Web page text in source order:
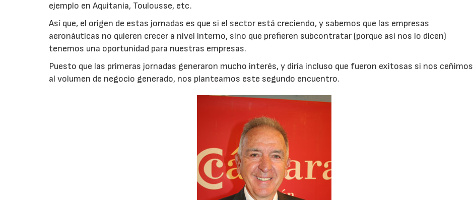
ejemplo en Aquitania, Toulousse, etc.
Así que, el origen de estas jornadas es que si el sector está creciendo, y sabemos que las empresas
aeronáuticas no quieren crecer a nivel interno, sino que prefieren subcontratar (porque así nos lo dicen)
tenemos una oportunidad para nuestras empresas.
Puesto que las primeras jornadas generaron mucho interés, y diría incluso que fueron exitosas si nos ceñimos
al volumen de negocio generado, nos planteamos este segundo encuentro.